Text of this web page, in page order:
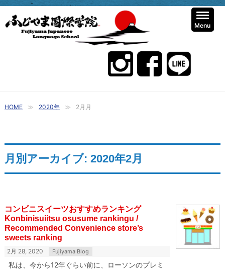
HOME 2020年 2月月
月別アーカイブ: 2020年2月
コンビニスイーツおすすめランキング
Konbinisuiitsu osusume rankingu /
Recommended Convenience store’s
sweets ranking
2月 28, 2020 Fujiyama Blog
私は、今から12年ぐらい前に、ローソンのプレミ
Menu